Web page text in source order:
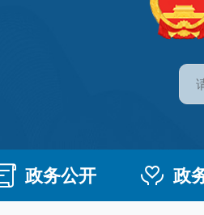
政务公开 政